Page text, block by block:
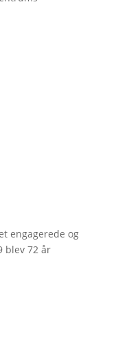
engagerede og
blev 72 år